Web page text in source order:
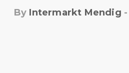
By Intermarkt Mendig -